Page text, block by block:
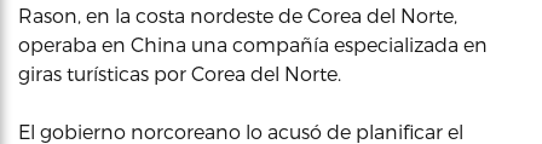
Rason, en la costa nordeste de Corea del Norte,
operaba en China una compañía especializada en
giras turísticas por Corea del Norte.
El gobierno norcoreano lo acusó de planificar el